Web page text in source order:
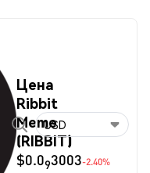
Цена
Ribbit
Meme
(RIBBIT)
$0.093003-2.40%
USD